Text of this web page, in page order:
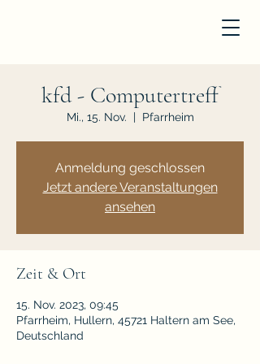
kfd - Computertreff
Mi., 15. Nov.
  |
Pfarrheim
Anmeldung geschlossen
Jetzt andere Veranstaltungen
ansehen
Zeit & Ort
15. Nov. 2023, 09:45
Pfarrheim, Hullern, 45721 Haltern am See,
Deutschland